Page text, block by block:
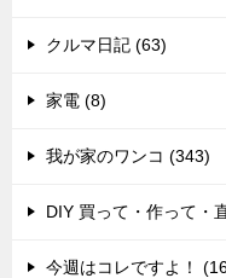
クルマ日記 (63)
家電 (8)
我が家のワンコ (343)
DIY 買って・作って・
今週はコレですよ！